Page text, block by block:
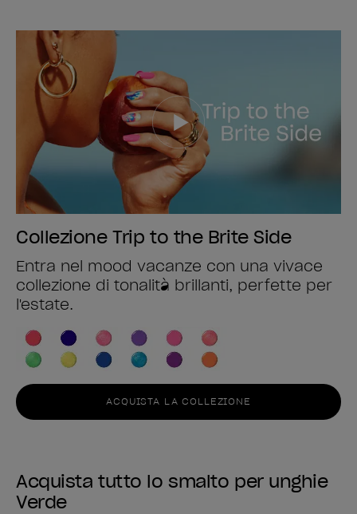
Collezione Trip to the Brite Side
Entra nel mood vacanze con una vivace
collezione di tonalità brillanti, perfette per
l'estate.
ACQUISTA LA COLLEZIONE
Acquista tutto lo smalto per unghie
Verde